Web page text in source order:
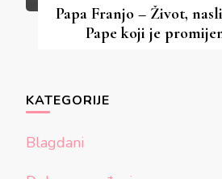
Papa Franjo – Život,
Pape koji je
KATEGORIJE
Blagdani